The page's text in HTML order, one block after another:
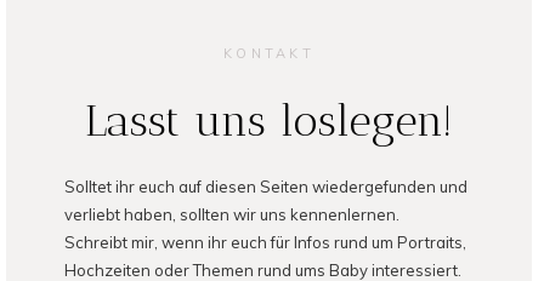
KONTAKT
Lasst uns loslegen!
Solltet ihr euch auf diesen Seiten wiedergefunden und
verliebt haben, sollten wir uns kennenlernen.
Schreibt mir, wenn ihr euch für Infos rund um Portraits,
Hochzeiten oder Themen rund ums Baby interessiert.